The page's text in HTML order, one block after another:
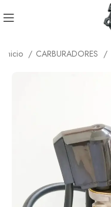
Inicio CARBURADORES